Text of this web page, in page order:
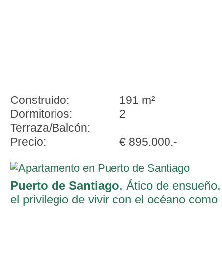
Construido:
191 m²
Dormitorios:
2
Terraza/Balcón:
Precio:
€ 895.000,-
Puerto de Santiago, Ático de ensueño,
el privilegio de vivir con el océano como